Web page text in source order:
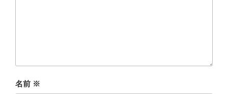
名前 ※